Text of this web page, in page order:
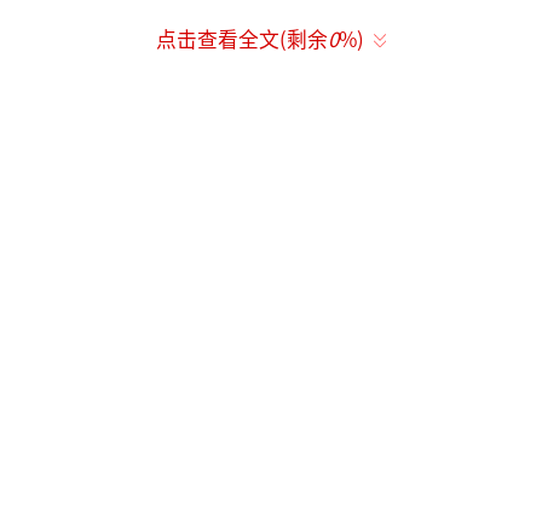
点击查看全文(剩余0%)